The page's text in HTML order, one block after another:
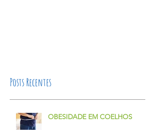
Posts Recentes
OBESIDADE EM COELHOS